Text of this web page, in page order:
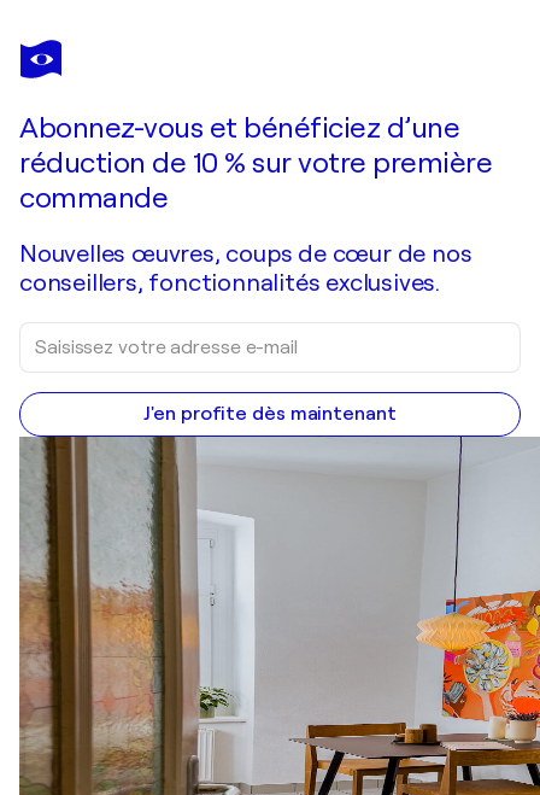
ALEXANDER
SHANDOR
Je passe commande
Abonnez-vous et bénéficiez d’une
réduction de 10 % sur votre première
commande
Nouvelles œuvres, coups de cœur de nos
conseillers, fonctionnalités exclusives.
J'en profite dès maintenant